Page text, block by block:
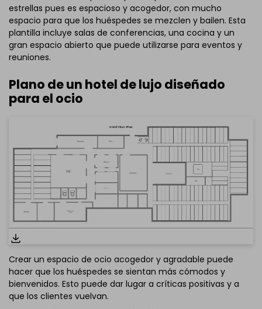
Haz clic aquí para editarlo online
estrellas pues es espacioso y acogedor, con mucho
espacio para que los huéspedes se mezclen y bailen. Esta
plantilla incluye salas de conferencias, una cocina y un
gran espacio abierto que puede utilizarse para eventos y
reuniones.
Plano de un hotel de lujo diseñado
para el ocio
Haz clic aquí para editarlo online
Crear un espacio de ocio acogedor y agradable puede
hacer que los huéspedes se sientan más cómodos y
bienvenidos. Esto puede dar lugar a críticas positivas y a
que los clientes vuelvan.